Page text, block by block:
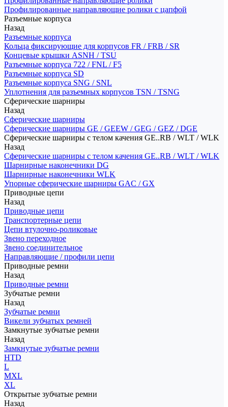
Профилированные направляющие ролики с цапфой
Разъемные корпуса
Назад
Разъемные корпуса
Кольца фиксирующие для корпусов FR / FRB / SR
Концевые крышки ASNH / TSU
Разъемные корпуса 722 / FNL / F5
Разъемные корпуса SD
Разъемные корпуса SNG / SNL
Уплотнения для разъемных корпусов TSN / TSNG
Сферические шарниры
Назад
Сферические шарниры
Сферические шарниры GE / GEEW / GEG / GEZ / DGE
Сферические шарниры с телом качения GE..RB / WLT / WLK
Назад
Сферические шарниры с телом качения GE..RB / WLT / WLK
Шарнирные наконечники DG
Шарнирные наконечники WLK
Упорные сферические шарниры GAC / GX
Приводные цепи
Назад
Приводные цепи
Транспортерные цепи
Цепи втулочно-роликовые
Звено переходное
Звено соединительное
Направляющие / профили цепи
Приводные ремни
Назад
Приводные ремни
Зубчатые ремни
Назад
Зубчатые ремни
Викели зубчатых ремней
Замкнутые зубчатые ремни
Назад
Замкнутые зубчатые ремни
HTD
L
MXL
XL
Открытые зубчатые ремни
Назад